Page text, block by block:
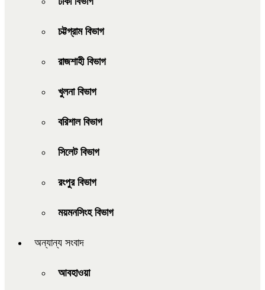
চট্টগ্রাম বিভাগ
রাজশাহী বিভাগ
খুলনা বিভাগ
বরিশাল বিভাগ
সিলেট বিভাগ
রংপুর বিভাগ
ময়মনসিংহ বিভাগ
অন্যান্য সংবাদ
আবহাওয়া